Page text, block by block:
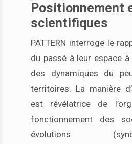
Positionnement
scientifiques
PATTERN interroge le
du passé à leur espace
des dynamiques du
territoires. La manière
est révélatrice de
fonctionnement des
évolutions